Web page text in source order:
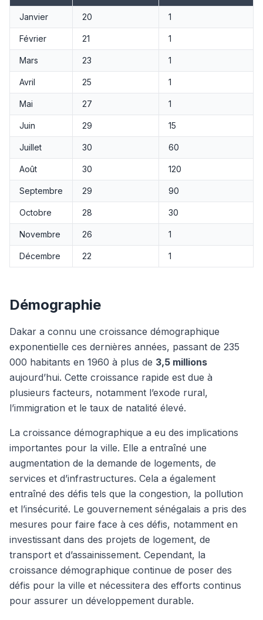
Janvier 20 1
Février 21 1
Mars 23 1
Avril 25 1
Mai 27 1
Juin 29 15
Juillet 30 60
Août 30 120
Septembre 29 90
Octobre 28 30
Novembre 26 1
Décembre 22 1
Démographie
Dakar a connu une croissance démographique
exponentielle ces dernières années, passant de 235
000 habitants en 1960 à plus de 3,5 millions
aujourd’hui. Cette croissance rapide est due à
plusieurs facteurs, notamment l’exode rural,
l’immigration et le taux de natalité élevé.
La croissance démographique a eu des implications
importantes pour la ville. Elle a entraîné une
augmentation de la demande de logements, de
services et d’infrastructures. Cela a également
entraîné des défis tels que la congestion, la pollution
et l’insécurité. Le gouvernement sénégalais a pris des
mesures pour faire face à ces défis, notamment en
investissant dans des projets de logement, de
transport et d’assainissement. Cependant, la
croissance démographique continue de poser des
défis pour la ville et nécessitera des efforts continus
pour assurer un développement durable.